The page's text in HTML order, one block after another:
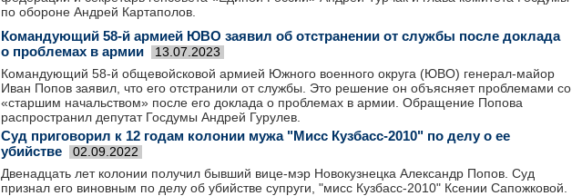
по обороне Андрей Картаполов.
Командующий 58-й армией ЮВО заявил об отстранении от службы после доклада
о проблемах в армии
13.07.2023
Командующий 58-й общевойсковой армией Южного военного округа (ЮВО) генерал-майор
Иван Попов заявил, что его отстранили от службы. Это решение он объясняет проблемами со
«старшим начальством» после его доклада о проблемах в армии. Обращение Попова
распространил депутат Госдумы Андрей Гурулев.
Суд приговорил к 12 годам колонии мужа "Мисс Кузбасс-2010" по делу о ее
убийстве
02.09.2022
Двенадцать лет колонии получил бывший вице-мэр Новокузнецка Александр Попов. Суд
признал его виновным по делу об убийстве супруги, "мисс Кузбасс-2010" Ксении Сапожковой.